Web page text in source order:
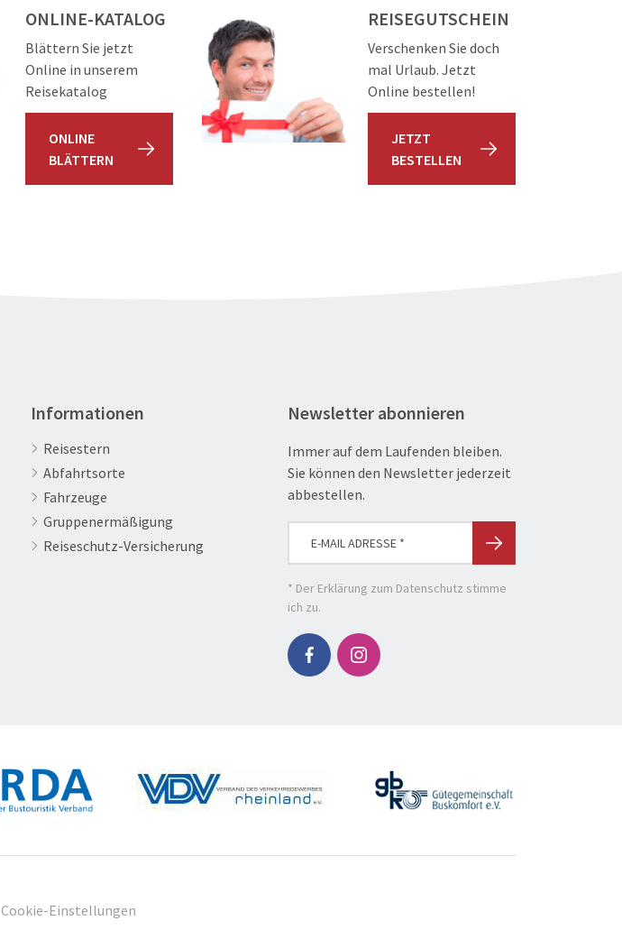
ONLINE-KATALOG
Blättern Sie jetzt
Online in unserem
Reisekatalog
ONLINE
BLÄTTERN
REISEGUTSCHEIN
Verschenken Sie doch
mal Urlaub. Jetzt
Online bestellen!
JETZT
BESTELLEN
Informationen
Reisestern
Abfahrtsorte
Fahrzeuge
Gruppenermäßigung
Reiseschutz-Versicherung
Newsletter abonnieren
Immer auf dem Laufenden bleiben.
Sie können den Newsletter jederzeit
abbestellen.
* Der Erklärung zum Datenschutz stimme
ich zu.
Cookie-Einstellungen